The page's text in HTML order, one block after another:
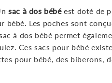
sac à dos bébéest doté de
bébé. Les poches sont
à dos bébé permet
Ces sacs pour bébé
pour bébé, des biberons,